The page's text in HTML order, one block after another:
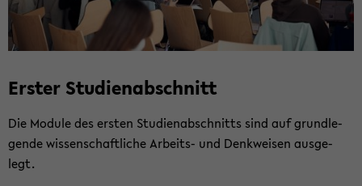
Ers­ter Stu­di­en­ab­schnitt
Die Mo­du­le des ers­ten Stu­di­en­ab­schnitts sind auf grund­le­
gen­de wis­sen­schaft­li­che Arbeits-​ und Denk­wei­sen aus­ge­
legt.